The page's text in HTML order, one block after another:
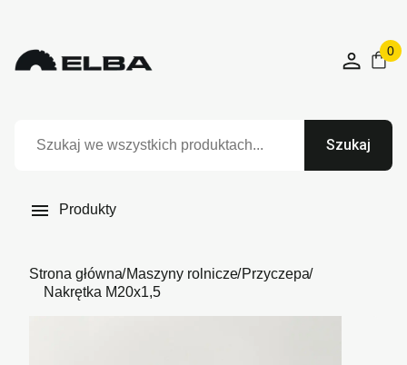
0
Szukaj
 Produkty
Strona główna Maszyny rolnicze Przyczepa
Nakrętka M20x1,5